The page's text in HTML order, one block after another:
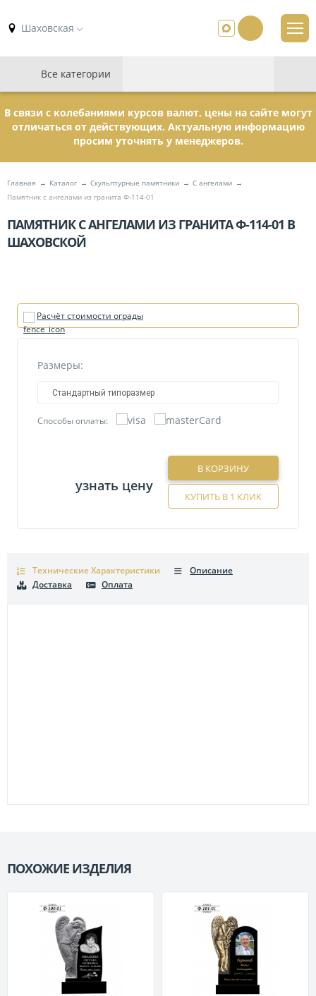
Шаховская
Все категории
В связи с колебаниями курсов валют, цены на сайте могут
отличаться от действующих. Актуальную информацию
просим уточнять у менеджеров.
Главная Каталог Скульптурные памятники
C ангелами
Памятник с ангелами из гранита Ф-114-01
ПАМЯТНИК С АНГЕЛАМИ ИЗ ГРАНИТА Ф-114-01 В
ШАХОВСКОЙ
Расчёт стоимости ограды
Размеры:
Стандартный типоразмер
Способы оплаты:
узнать цену
В КОРЗИНУ
КУПИТЬ В 1 КЛИК
Технические Характеристики
Описание
Доставка
Оплата
ПОХОЖИЕ ИЗДЕЛИЯ